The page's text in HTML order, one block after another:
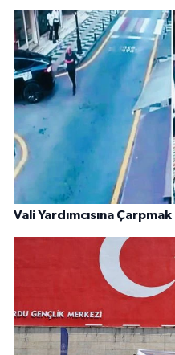
Vali Yardımcısına